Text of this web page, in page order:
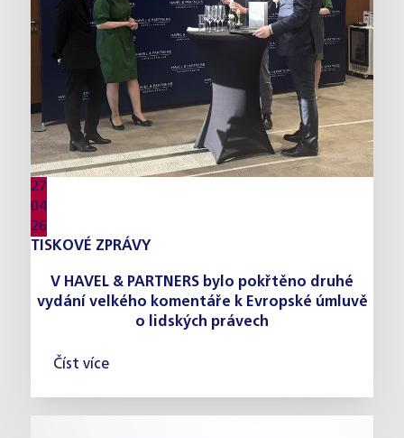
27
04
26
TISKOVÉ ZPRÁVY
V HAVEL & PARTNERS bylo pokřtěno druhé
vydání velkého komentáře k Evropské úmluvě
o lidských právech
Číst více